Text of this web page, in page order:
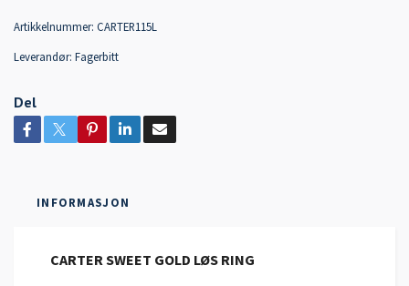
Artikkelnummer: CARTER115L
Leverandør: Fagerbitt
Del
INFORMASJON
CARTER SWEET GOLD LØS RING